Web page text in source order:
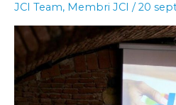
JCI Team, Membri JCI /20